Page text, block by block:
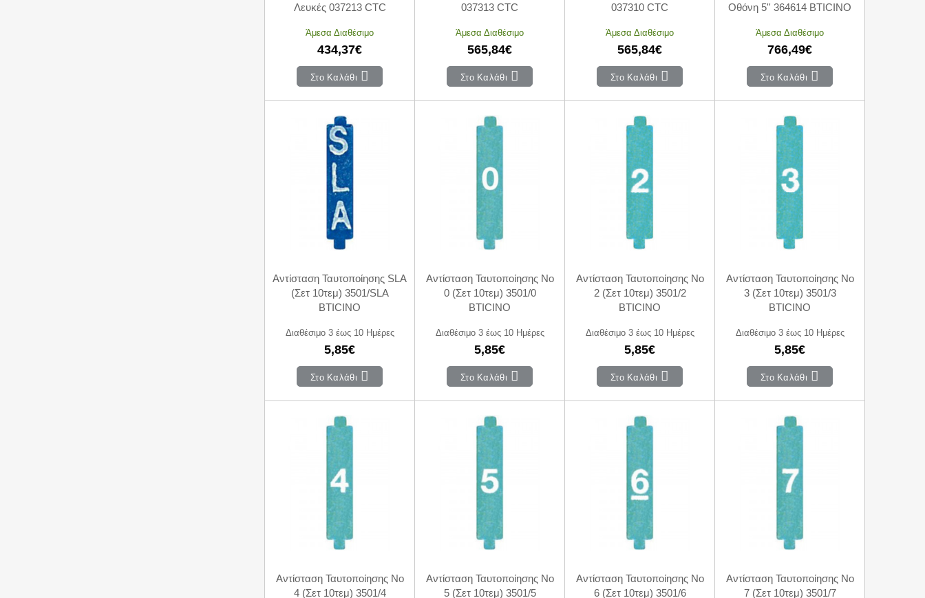
Λευκές 037213 CTC
Άμεσα Διαθέσιμο
434,37€
Στο Καλάθι
037313 CTC
Άμεσα Διαθέσιμο
565,84€
Στο Καλάθι
037310 CTC
Άμεσα Διαθέσιμο
565,84€
Στο Καλάθι
Οθόνη 5'' 364614 BTICINO
Άμεσα Διαθέσιμο
766,49€
Στο Καλάθι
Αντίσταση Ταυτοποίησης SLA
(Σετ 10τεμ) 3501/SLA
BTICINO
Διαθέσιμο 3 έως 10 Ημέρες
5,85€
Στο Καλάθι
Αντίσταση Ταυτοποίησης Νο
0 (Σετ 10τεμ) 3501/0
BTICINO
Διαθέσιμο 3 έως 10 Ημέρες
5,85€
Στο Καλάθι
Αντίσταση Ταυτοποίησης Νο
2 (Σετ 10τεμ) 3501/2
BTICINO
Διαθέσιμο 3 έως 10 Ημέρες
5,85€
Στο Καλάθι
Αντίσταση Ταυτοποίησης Νο
3 (Σετ 10τεμ) 3501/3
BTICINO
Διαθέσιμο 3 έως 10 Ημέρες
5,85€
Στο Καλάθι
Αντίσταση Ταυτοποίησης Νο
4 (Σετ 10τεμ) 3501/4
Αντίσταση Ταυτοποίησης Νο
5 (Σετ 10τεμ) 3501/5
Αντίσταση Ταυτοποίησης Νο
6 (Σετ 10τεμ) 3501/6
Αντίσταση Ταυτοποίησης Νο
7 (Σετ 10τεμ) 3501/7